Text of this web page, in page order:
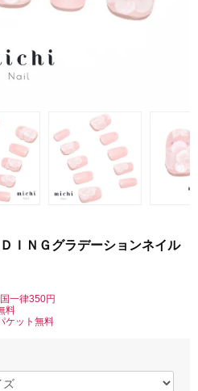
ＩＮＧグラデーションネイル
一律350円
料
ケット無料